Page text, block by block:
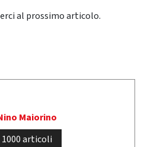
al prossimo articolo.
Maiorino
1000 articoli